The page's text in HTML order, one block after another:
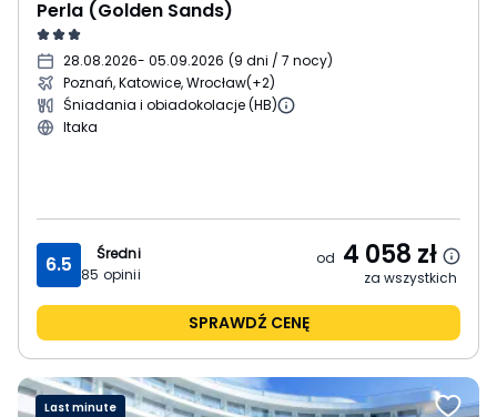
Perla (Golden Sands)
28.08.2026- 05.09.2026 (9 dni / 7 nocy)
Poznań, Katowice, Wrocław(+2)
Śniadania i obiadokolacje (HB)
Itaka
6.5
Średni
85 opinii
od 4 058 zł
za wszystkich
SPRAWDŹ CENĘ
Last minute